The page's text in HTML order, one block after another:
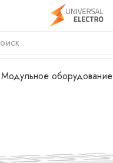
Модульное оборудование